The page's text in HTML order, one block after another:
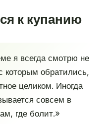
к купанию
я всегда смотрю не
которым обратились,
целиком. Иногда
совсем в
где болит.»